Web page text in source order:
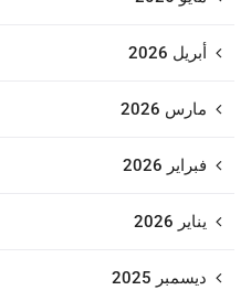
أبريل 2026
مارس 2026
فبراير 2026
يناير 2026
ديسمبر 2025